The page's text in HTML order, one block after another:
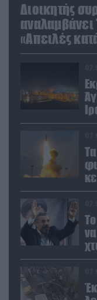
Διοικητής
«Απειλές
απειλούν